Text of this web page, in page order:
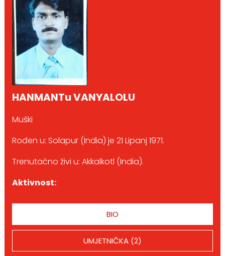
HANMANTu VANYALOLU
Muški
Rođen u: Solapur (India) je 21 Lipanj 1971.
Trenutačno živi u: Akkalkotl (India).
Aktivnost:
BIO
UMJETNIČKA (2)